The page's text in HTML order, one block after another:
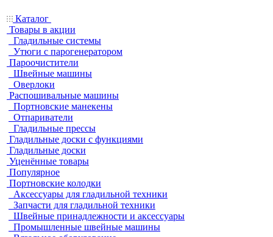
Каталог
Товары в акции
Гладильные системы
Утюги с парогенератором
Пароочистители
Швейные машины
Оверлоки
Распошивальные машины
Портновские манекены
Отпариватели
Гладильные прессы
Гладильные доски с функциями
Гладильные доски
Уценённые товары
Популярное
Портновские колодки
Аксессуары для гладильной техники
Запчасти для гладильной техники
Швейные принадлежности и аксессуары
Промышленные швейные машины